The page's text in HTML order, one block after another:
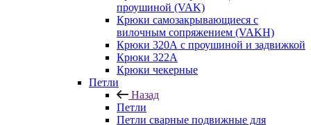
проушиной (VAK)
Крюки самозакрывающиеся с
вилочным сопряжением (VAKH)
Крюки 320А с проушиной и задвижкой
Крюки 322A
Крюки чекерные
Петли
Назад
Петли
Петли сварные подвижные для